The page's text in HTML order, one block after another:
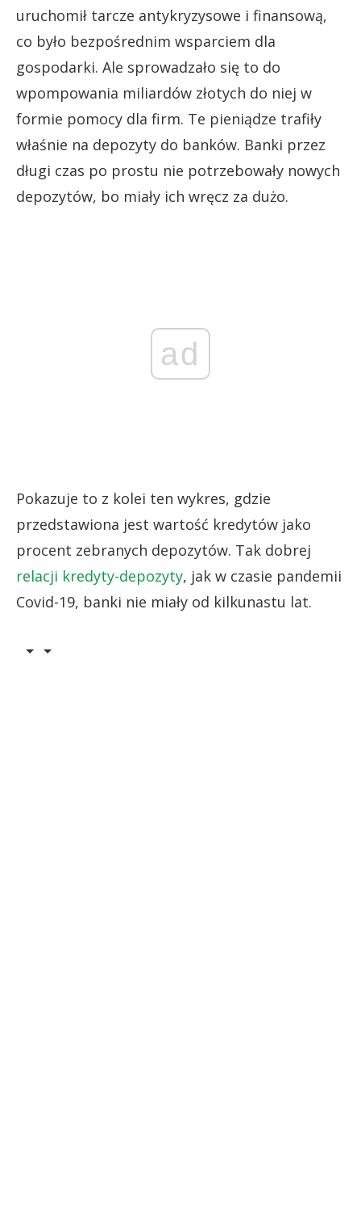
uruchomił tarcze antykryzysowe i finansową,
co było bezpośrednim wsparciem dla
gospodarki. Ale sprowadzało się to do
wpompowania miliardów złotych do niej w
formie pomocy dla firm. Te pieniądze trafiły
właśnie na depozyty do banków. Banki przez
długi czas po prostu nie potrzebowały nowych
depozytów, bo miały ich wręcz za dużo.
ad
Pokazuje to z kolei ten wykres, gdzie
przedstawiona jest wartość kredytów jako
procent zebranych depozytów. Tak dobrej
relacji kredyty-depozyty, jak w czasie pandemii
Covid-19, banki nie miały od kilkunastu lat.